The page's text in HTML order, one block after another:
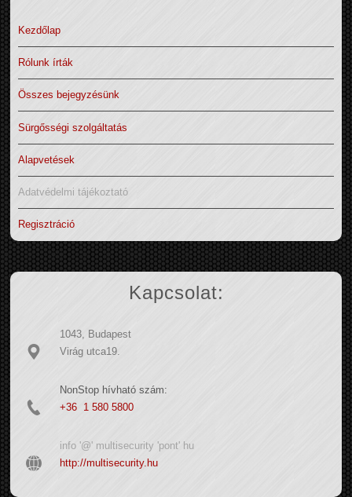
Kezdőlap
Rólunk írták
Összes bejegyzésünk
Sürgősségi szolgáltatás
Alapvetések
Adatvédelmi tájékoztató
Regisztráció
Kapcsolat:
1043, Budapest
Virág utca19.
NonStop hívható szám:
+36 1 580 5800
info '@' multisecurity 'pont' hu
http://multisecurity.hu